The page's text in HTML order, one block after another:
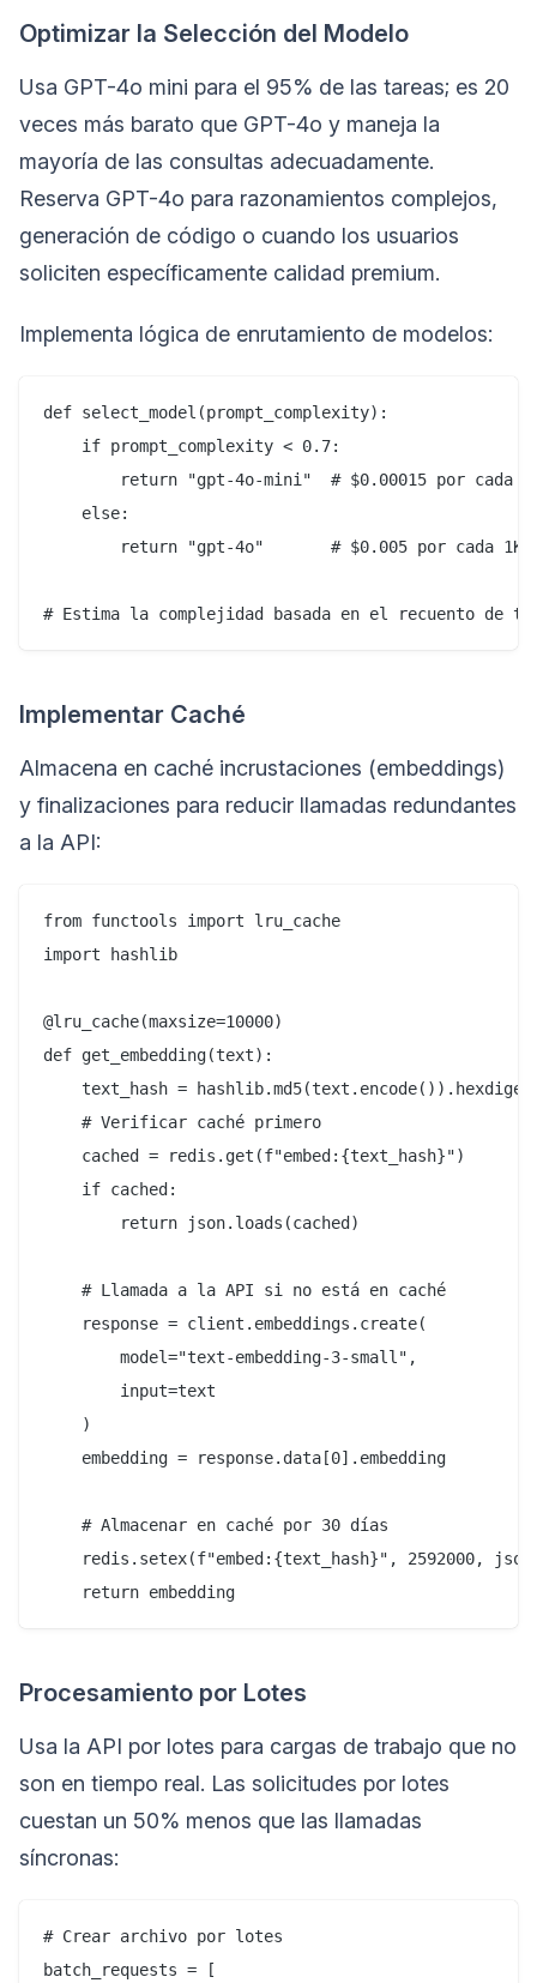
Optimizar la Selección del Modelo
Usa GPT-4o mini para el 95% de las tareas; es 20
veces más barato que GPT-4o y maneja la
mayoría de las consultas adecuadamente.
Reserva GPT-4o para razonamientos complejos,
generación de código o cuando los usuarios
soliciten específicamente calidad premium.
Implementa lógica de enrutamiento de modelos:
def select_model(prompt_complexity):
    if prompt_complexity < 0.7:
return "gpt-4o-mini"  # $0.00015 por cada
    else:
return "gpt-4o"       # $0.005 por cada 1K
Implementar Caché
Almacena en caché incrustaciones (embeddings)
y finalizaciones para reducir llamadas redundantes
a la API:
from functools import lru_cache
import hashlib
@lru_cache(maxsize=10000)
def get_embedding(text):
text_hash =
    # Verificar caché primero
    cached = redis.get(f"embed:{text_hash}")
    if cached:
        return json.loads(cached)
    # Llamada a la API si no está en caché
    response = client.embeddings.create(
        model="text-embedding-3-small",
        input=text
    )
    embedding = response.data[0].embedding
    # Almacenar en caché por 30 días
redis.setex(f"embed:{text_hash}", 2592000,
Procesamiento por Lotes
Usa la API por lotes para cargas de trabajo que no
son en tiempo real. Las solicitudes por lotes
cuestan un 50% menos que las llamadas
síncronas:
# Crear archivo por lotes
batch_requests = [